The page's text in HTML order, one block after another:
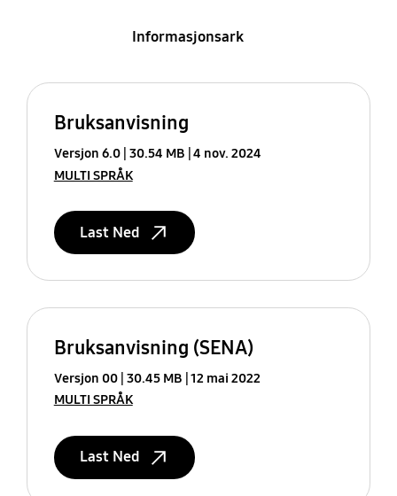
Informasjonsark
Bruksanvisning
Versjon 6.0 30.54 MB 4 nov. 2024
MULTI SPRÅK
Last Ned
Bruksanvisning (SENA)
Versjon 00 30.45 MB 12 mai 2022
MULTI SPRÅK
Last Ned